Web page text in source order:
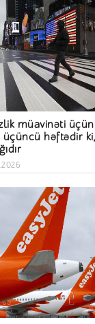
müavinəti üçün
həftədir